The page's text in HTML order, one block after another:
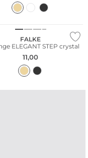
FALKE
ELEGANT STEP crystal
11,00